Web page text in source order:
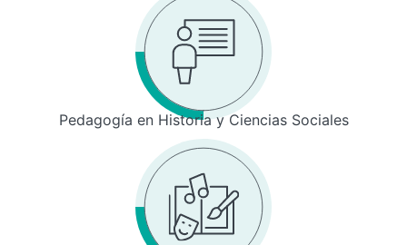
Pedagogía en Historia y Ciencias Sociales